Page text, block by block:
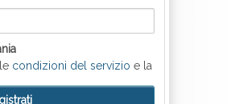
condizioni del servizio e la